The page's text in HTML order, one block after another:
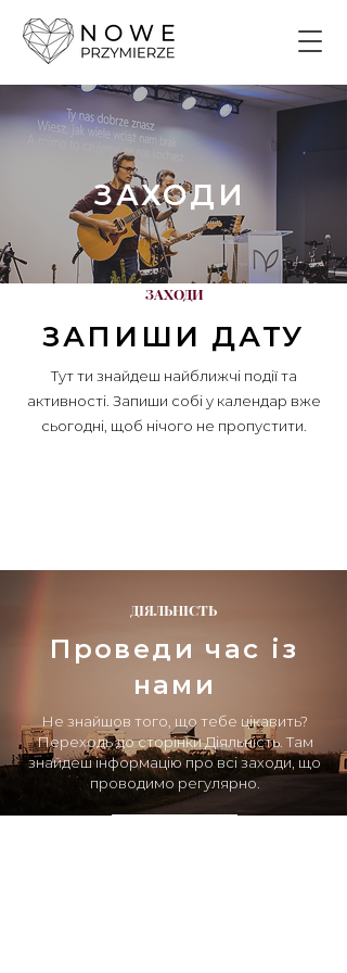
ЗАХОДИ
ЗАХОДИ
ЗАПИШИ ДАТУ
Тут ти знайдеш найближчі події та
активності. Запиши собі у календар вже
сьогодні, щоб нічого не пропустити.
ДІЯЛЬНІСТЬ
Проведи час із
нами
Не знайшов того, що тебе цікавить?
Переходь до сторінки Діяльність. Там
знайдеш інформацію про всі заходи, що
проводимо регулярно.